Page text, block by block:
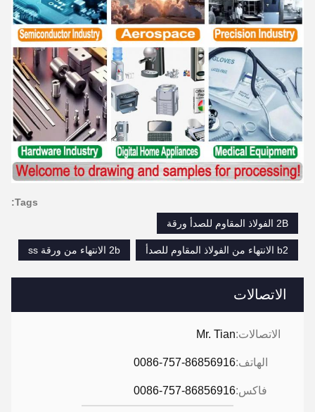
الاتصالات
الاتصالات:Mr. Tian
الهاتف:0086-757-86856916
فاكس:0086-757-86856916
Tags:
2B الفولاذ المقاوم للصدأ ورقة
b2 الانتهاء من الفولاذ المقاوم للصدأ 2b الانتهاء من ورقة ss